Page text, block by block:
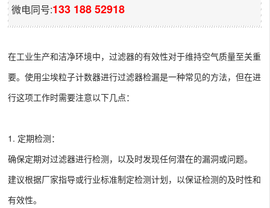
微电同号:133 188 52918
在工业生产和洁净环境中，过滤器的有效性对于维持空气质量至关重
要。使用尘埃粒子计数器进行过滤器检漏是一种常见的方法，但在进
行这项工作时需要注意以下几点：
1. 定期检测：
确保定期对过滤器进行检测，以及时发现任何潜在的漏洞或问题。
建议根据厂家指导或行业标准制定检测计划，以保证检测的及时性和
有效性。